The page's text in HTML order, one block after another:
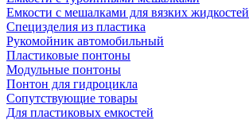
Емкости с мешалками для вязких жидкостей
Специзделия из пластика
Рукомойник автомобильный
Пластиковые понтоны
Модульные понтоны
Понтон для гидроцикла
Сопутствующие товары
Для пластиковых емкостей